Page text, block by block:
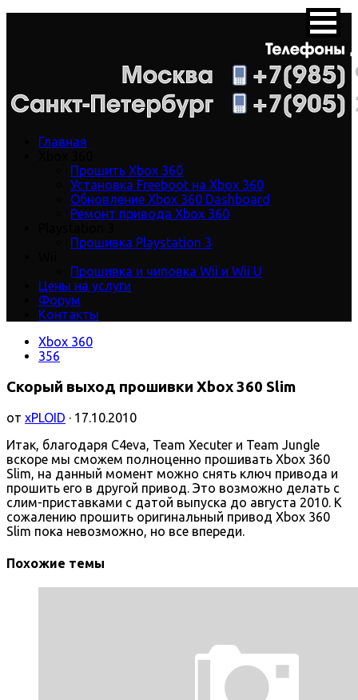
Главная
Прошить Xbox 360
Установка Freeboot на Xbox 360
Обновление Xbox 360 Dashboard
Ремонт привода Xbox 360
Прошивка Playstation 3
Прошивка и чиповка Wii и Wii U
Цены на услуги
Форум
Контакты
Xbox 360
356
Скорый выход прошивки Xbox 360 Slim
от xPLOID · 17.10.2010
Итак, благодаря C4eva, Team Xecuter и Team Jungle
вскоре мы сможем полноценно прошивать Xbox 360
Slim, на данный момент можно снять ключ привода и
прошить его в другой привод. Это возможно делать с
слим-приставками с датой выпуска до августа 2010. К
сожалению прошить оригинальный привод Xbox 360
Slim пока невозможно, но все впереди.
Похожие темы